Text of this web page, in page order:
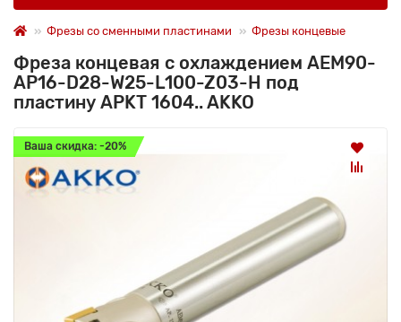
Фрезы со сменными пластинами Фрезы концевые
Фреза концевая с охлаждением AEM90-
AP16-D28-W25-L100-Z03-H под
пластину APKT 1604.. AKKO
Ваша скидка: -20%